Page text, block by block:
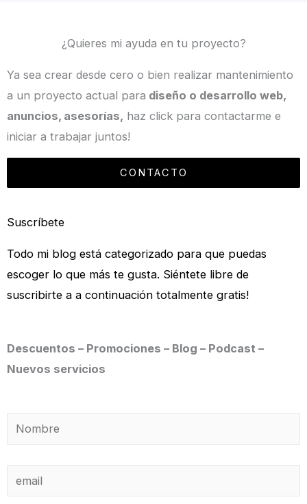
¿Quieres mi ayuda en tu proyecto?
Ya sea crear desde cero o bien realizar mantenimiento
a un proyecto actual para diseño o desarrollo web,
anuncios, asesorías, haz click para contactarme e
iniciar a trabajar juntos!
CONTACTO
Suscríbete
Todo mi blog está categorizado para que puedas
escoger lo que más te gusta. Siéntete libre de
suscribirte a a continuación totalmente gratis!
Descuentos – Promociones – Blog – Podcast –
Nuevos servicios